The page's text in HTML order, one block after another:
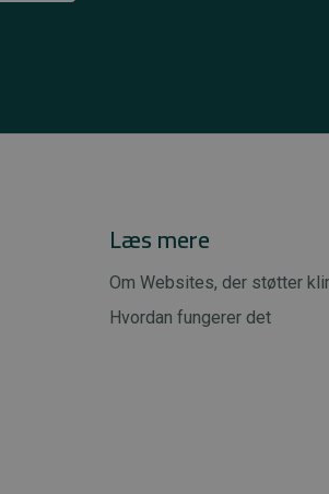
Læs mere
Om Websites, der støtter
Hvordan fungerer det